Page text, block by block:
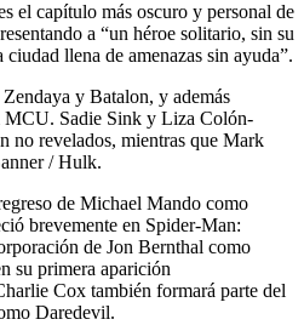
el capítulo más oscuro y personal de
a “un héroe solitario, sin su
llena de amenazas sin ayuda”.
y Batalon, y además
MCU. Sadie Sink y Liza Colón-
no revelados, mientras que Mark
/ Hulk.
de Michael Mando como
brevemente en Spider-Man:
de Jon Bernthal como
su primera aparición
Cox también formará parte del
Daredevil.